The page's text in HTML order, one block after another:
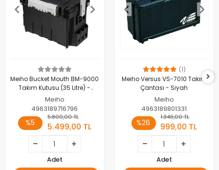
Meiho Bucket Mouth BM-9000
Takım Kutusu (35 Litre) -
Siyah
Meiho
4963189716796
%5
5.800,00 TL
5.499,00 TL
Adet
(1)
Meiho Versus VS-7010 Takım
Çantası - Siyah
Meiho
4963189801331
%26
1.349,00 TL
999,00 TL
Adet